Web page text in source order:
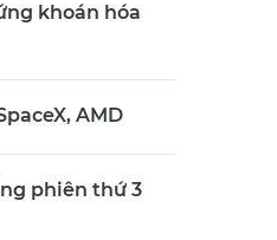
khoán hóa
AMD
phiên thứ 3